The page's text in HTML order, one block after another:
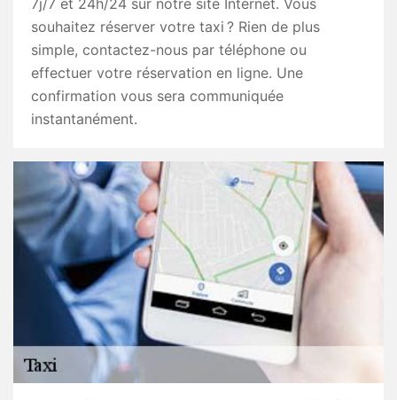
7j/7 et 24h/24 sur notre site Internet. Vous
souhaitez réserver votre taxi ? Rien de plus
simple, contactez-nous par téléphone ou
effectuer votre réservation en ligne. Une
confirmation vous sera communiquée
instantanément.